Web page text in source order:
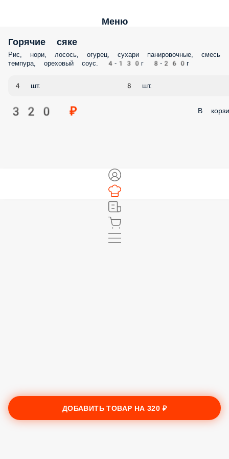
Меню
Горячие сяке
Рис, нори, лосось, огурец, сухари панировочные, смесь
темпура, ореховый соус. 4-130г 8-260г
4 шт. 8 шт.
320 ₽ В
ДОБАВИТЬ ТОВАР НА320 ₽